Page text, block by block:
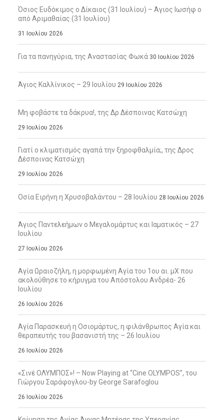
Όσιος Ευδόκιμος ο Δίκαιος (31 Ιουλίου) – Άγιος Ιωσήφ ο
από Αριμαθαίας (31 Ιουλίου)
31 Ιουλίου 2026
Για τα πανηγύρια, της Αναστασίας Φωκά 30 Ιουλίου 2026
Άγιος Καλλίνικος – 29 Ιουλίου 29 Ιουλίου 2026
Μη φοβάστε τα δάκρυα!, της Δρ Δέσποινας Κατσώχη
29 Ιουλίου 2026
Γιατί ο κλιματισμός αγαπά την ξηροφθαλμία;, της Δρος
Δέσποινας Κατσώχη
29 Ιουλίου 2026
Οσία Ειρήνη η Χρυσοβαλάντου – 28 Ιουλίου 28 Ιουλίου 2026
Άγιος Παντελεήμων ο Μεγαλομάρτυς και Ιαματικός – 27
Ιουλίου
27 Ιουλίου 2026
Αγία Ωραιοζήλη, η μορφωμένη Αγία του 1ου αι. μΧ που
ακολούθησε το κήρυγμα του Απόστολου Ανδρέα- 26
Ιουλίου
26 Ιουλίου 2026
Αγία Παρασκευή η Οσιομάρτυς, η φιλάνθρωπος Αγία και
θεραπευτής του βασανιστή της – 26 Ιουλίου
26 Ιουλίου 2026
«Σινέ ΟΛΥΜΠΟΣ»! – Now Playing at “Cine OLYMPOS”, του
Γιώργου Σαράφογλου-by George Sarafoglou
26 Ιουλίου 2026